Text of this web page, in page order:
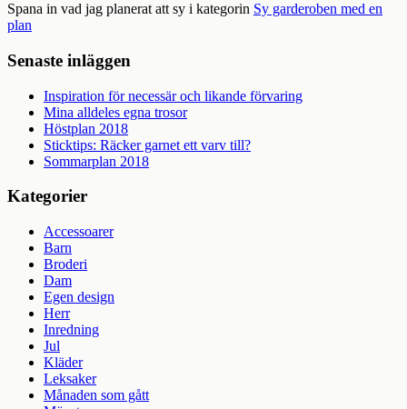
Spana in vad jag planerat att sy i kategorin Sy garderoben med en
plan
Senaste inläggen
Inspiration för necessär och likande förvaring
Mina alldeles egna trosor
Höstplan 2018
Sticktips: Räcker garnet ett varv till?
Sommarplan 2018
Kategorier
Accessoarer
Barn
Broderi
Dam
Egen design
Herr
Inredning
Jul
Kläder
Leksaker
Månaden som gått